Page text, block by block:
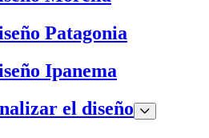
Patagonia
Ipanema
el diseño